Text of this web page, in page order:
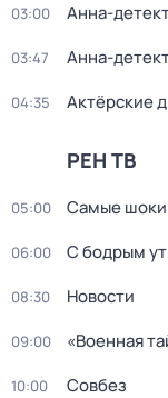
03:00 Анна-
03:47 Анна-
04:35 Актёрские
РЕН ТВ
05:00 Самые
06:00 С бодрым
08:30 Новости
09:00 «Военная
10:00 Совбез